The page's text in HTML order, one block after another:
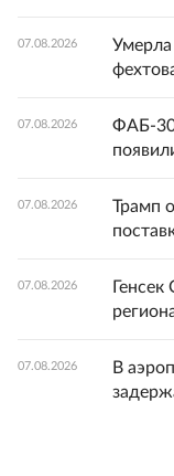
07.08.2026
07.08.2026
ФАБ-
07.08.2026
Трамп
07.08.2026
07.08.2026
В